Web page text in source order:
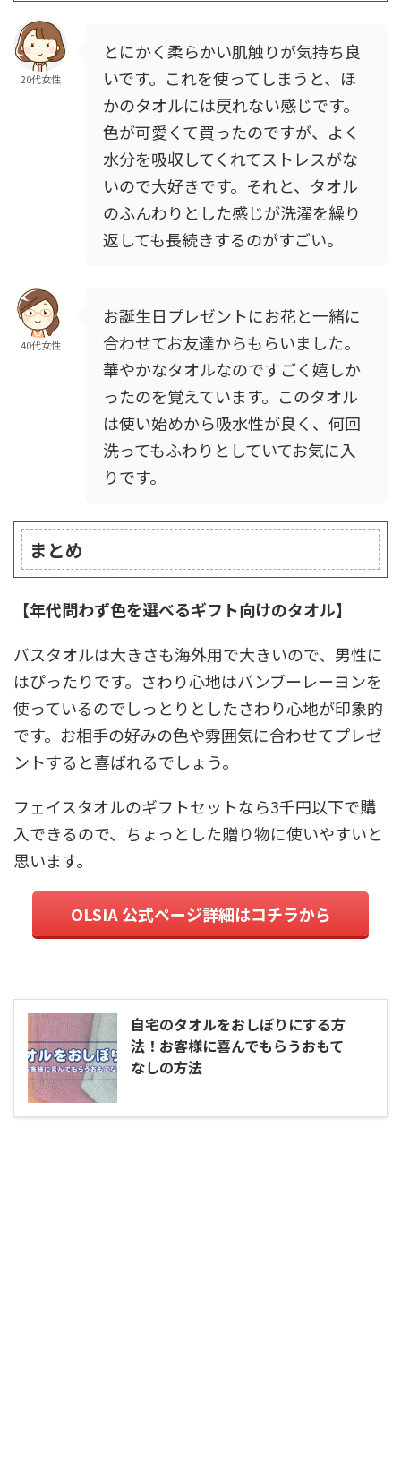
20代女性
とにかく柔らかい肌触りが気持ち良
いです。これを使ってしまうと、ほ
かのタオルには戻れない感じです。
色が可愛くて買ったのですが、よく
水分を吸収してくれてストレスがな
いので大好きです。それと、タオル
のふんわりとした感じが洗濯を繰り
返しても長続きするのがすごい。
40代女性
お誕生日プレゼントにお花と一緒に
合わせてお友達からもらいました。
華やかなタオルなのですごく嬉しか
ったのを覚えています。このタオル
は使い始めから吸水性が良く、何回
洗ってもふわりとしていてお気に入
りです。
まとめ
【年代問わず色を選べるギフト向けのタオル】
バスタオルは大きさも海外用で大きいので、男性に
はぴったりです。さわり心地はバンブーレーヨンを
使っているのでしっとりとしたさわり心地が印象的
です。お相手の好みの色や雰囲気に合わせてプレゼ
ントすると喜ばれるでしょう。
フェイスタオルのギフトセットなら3千円以下で購
入できるので、ちょっとした贈り物に使いやすいと
思います。
OLSIA 公式ページ詳細はコチラから
自宅のタオルをおしぼりにする方
法！お客様に喜んでもらうおもて
なしの方法